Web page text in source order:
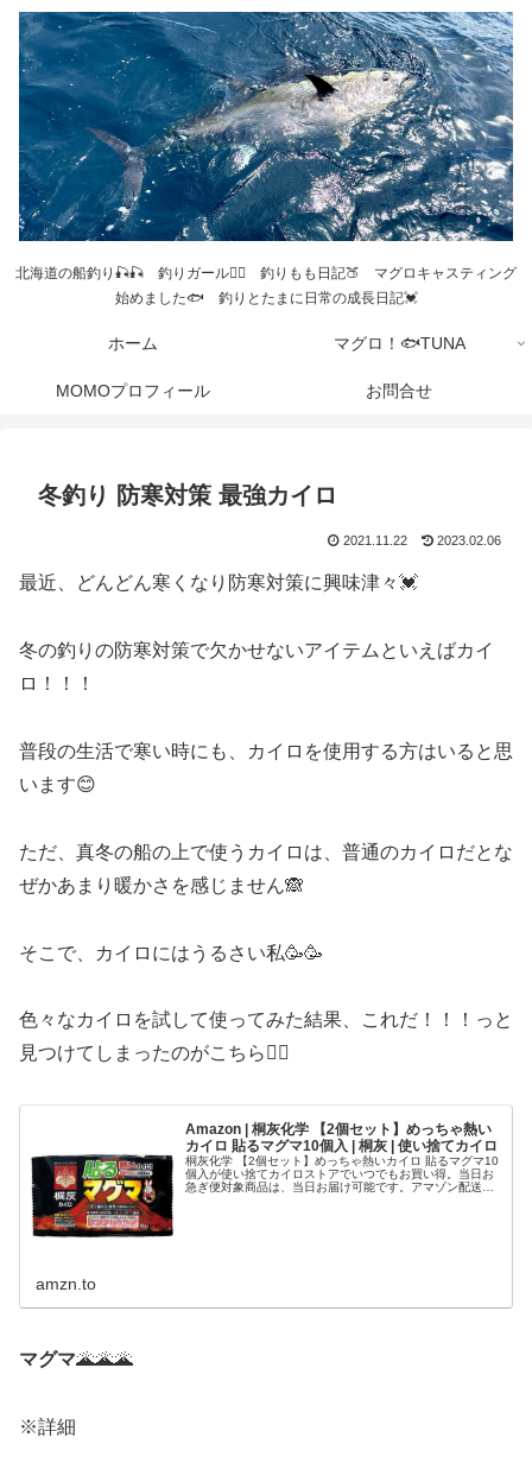
北海道の船釣り🎣🎣 釣りガール💁‍♀️ 釣りもも日記🍑 マグロキャスティング
始めました🐟 釣りとたまに日常の成長日記💓
ホーム マグロ！🐟TUNA
MOMOプロフィール お問合せ
冬釣り 防寒対策 最強カイロ
2021.11.22 2023.02.06
最近、どんどん寒くなり防寒対策に興味津々💓
冬の釣りの防寒対策で欠かせないアイテムといえばカイ
ロ！！！
普段の生活で寒い時にも、カイロを使用する方はいると思
います😊
ただ、真冬の船の上で使うカイロは、普通のカイロだとな
ぜかあまり暖かさを感じません🙈
そこで、カイロにはうるさい私🥳🥳
色々なカイロを試して使ってみた結果、これだ！！！っと
見つけてしまったのがこちら💁‍♀️
Amazon | 桐灰化学 【2個セット】めっちゃ熱い
カイロ 貼るマグマ10個入 | 桐灰 | 使い捨てカイロ
桐灰化学 【2個セット】めっちゃ熱いカイロ 貼るマグマ10
個入が使い捨てカイロストアでいつでもお買い得。当日お
急ぎ便対象商品は、当日お届け可能です。アマゾン配送商
amzn.to
マグマ🌋🌋🌋
※詳細